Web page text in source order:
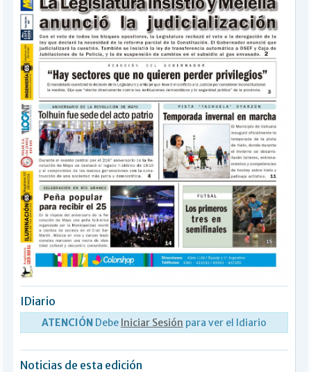
MÁS
BÚSQUEDA
Buscar
IDiario
ATENCIÓN Debe Iniciar Sesión para ver el Idiario
Noticias de esta edición